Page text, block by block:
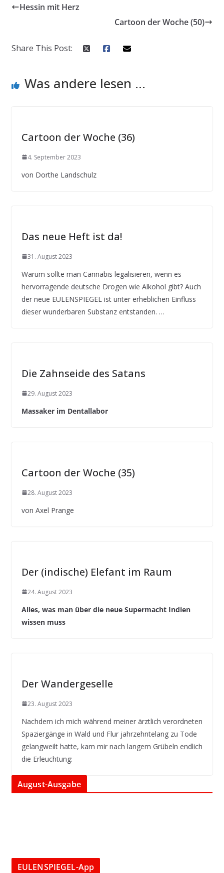
Hessin mit Herz
Cartoon der Woche (50)
Share This Post:
Was andere lesen ...
Cartoon der Woche (36)
4. September 2023
von Dorthe Landschulz
Das neue Heft ist da!
31. August 2023
Warum sollte man Cannabis legalisieren, wenn es
hervorragende deutsche Drogen wie Alkohol gibt? Auch
der neue EULENSPIEGEL ist unter erheblichen Einfluss
dieser wunderbaren Substanz entstanden. …
Die Zahnseide des Satans
29. August 2023
Massaker im Dentallabor
Cartoon der Woche (35)
28. August 2023
von Axel Prange
Der (indische) Elefant im Raum
24. August 2023
Alles, was man über die neue Supermacht Indien
wissen muss
Der Wandergeselle
23. August 2023
Nachdem ich mich während meiner ärztlich verordneten
Spaziergänge in Wald und Flur jahrzehntelang zu Tode
gelangweilt hatte, kam mir nach langem Grübeln endlich
die Erleuchtung:
August-Ausgabe
EULENSPIEGEL-App